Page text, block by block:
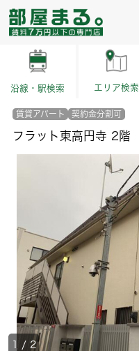
沿線・駅検索 エリア検索
賃貸アパート 契約金分割可
フラット東高円寺 2階
1 / 2